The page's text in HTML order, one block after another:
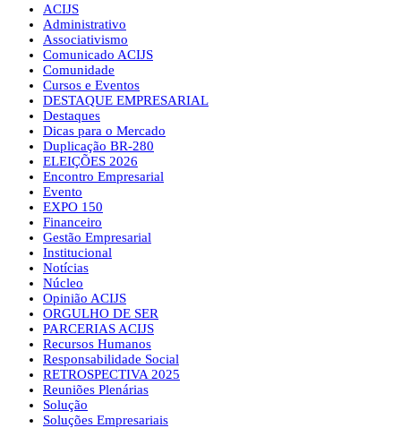
ACIJS
Administrativo
Associativismo
Comunicado ACIJS
Comunidade
Cursos e Eventos
DESTAQUE EMPRESARIAL
Destaques
Dicas para o Mercado
Duplicação BR-280
ELEIÇÕES 2026
Encontro Empresarial
Evento
EXPO 150
Financeiro
Gestão Empresarial
Institucional
Notícias
Núcleo
Opinião ACIJS
ORGULHO DE SER
PARCERIAS ACIJS
Recursos Humanos
Responsabilidade Social
RETROSPECTIVA 2025
Reuniões Plenárias
Solução
Soluções Empresariais